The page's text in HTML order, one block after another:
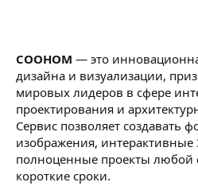
COOHOM — это
дизайна и визуализации,
мировых лидеров в сфере
проектирования и
Сервис позволяет создавать
изображения, интерактивные
полноценные проекты любой
короткие сроки.